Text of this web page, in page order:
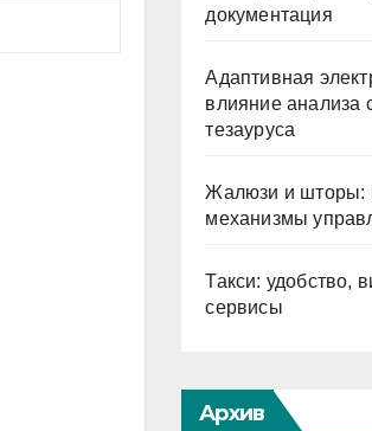
документация
Адаптивная
влияние анализа
тезауруса
Жалюзи и шторы:
механизмы
Такси: удобство,
сервисы
Архив